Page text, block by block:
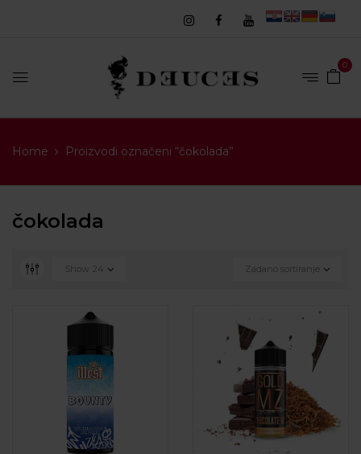
0
Home Proizvodi označeni “čokolada”
čokolada
Zadano sortiranje
Show 24